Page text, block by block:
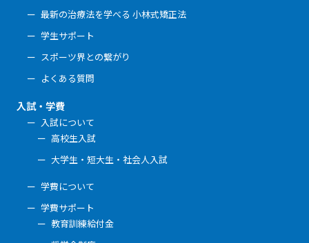
最新の治療法を学べる 小林式矯正法
学生サポート
スポーツ界との繋がり
よくある質問
入試・学費
入試について
高校生入試
大学生・短大生・社会人入試
学費について
学費サポート
教育訓練給付金